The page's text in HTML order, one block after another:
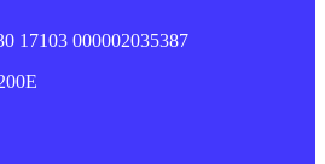
17103 000002035387